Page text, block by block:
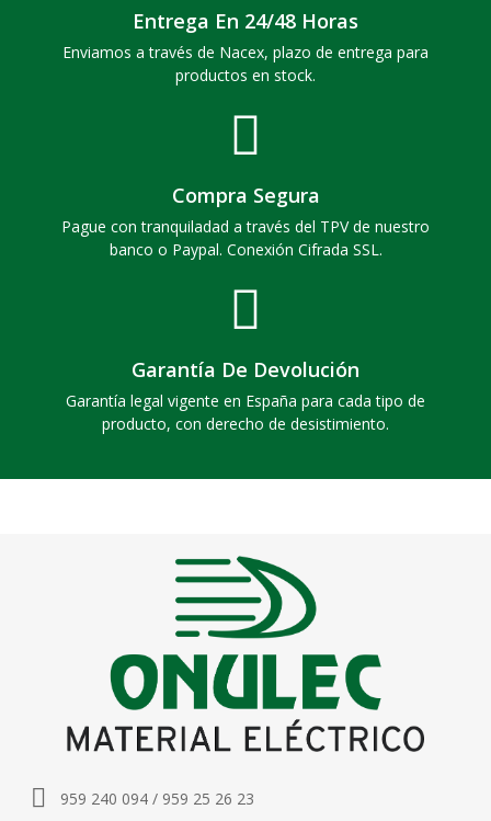
Entrega En 24/48 Horas
Enviamos a través de Nacex, plazo de entrega para
productos en stock.
Compra Segura
Pague con tranquiladad a través del TPV de nuestro
banco o Paypal. Conexión Cifrada SSL.
Garantía De Devolución
Garantía legal vigente en España para cada tipo de
producto, con derecho de desistimiento.
959 240 094 / 959 25 26 23